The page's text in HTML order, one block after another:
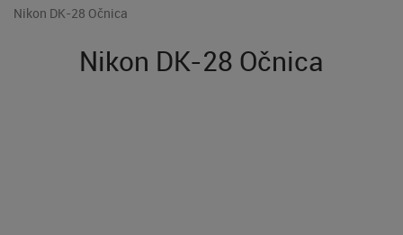
Nikon DK-28 Očnica
Nikon DK-28 Očnica